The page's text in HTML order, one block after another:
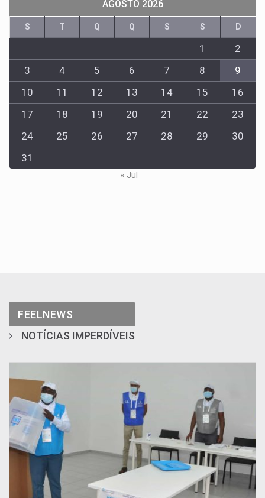
AGOSTO 2026
S T Q Q S S D
1
2
3
4 5 6 7 8
9
10
11 12 13 14 15
16
17
18 19 20 21 22
23
24
25 26 27 28 29
30
31
« Jul
FEELNEWS
NOTÍCIAS IMPERDÍVEIS